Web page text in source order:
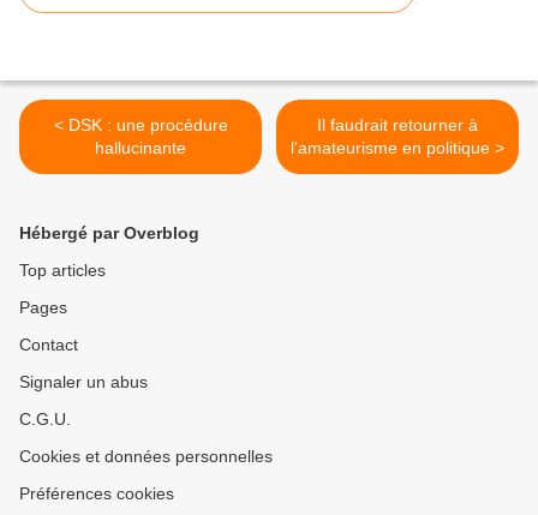
< DSK : une procédure
hallucinante
Il faudrait retourner à
l'amateurisme en politique >
Hébergé par Overblog
Top articles
Pages
Contact
Signaler un abus
C.G.U.
Cookies et données personnelles
Préférences cookies